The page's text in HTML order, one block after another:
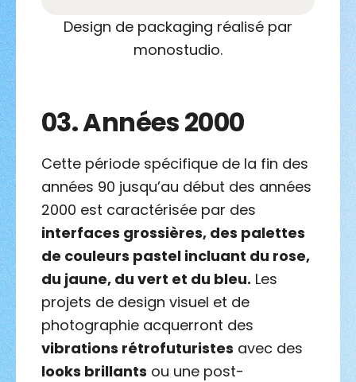
Design de packaging réalisé par
monostudio.
03.Années 2000
Cette période spécifique de la fin des
années 90 jusqu’au début des années
2000 est caractérisée par des
interfaces grossières, des palettes
de couleurs pastel incluant du rose,
du jaune, du vert et du bleu. Les
projets de design visuel et de
photographie acquerront des
vibrations rétrofuturistes avec des
looks brillants ou une post-